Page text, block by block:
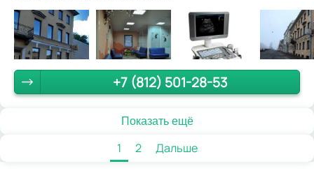
+7 (812) 501-28-53
Показать ещё
1 2 Дальше